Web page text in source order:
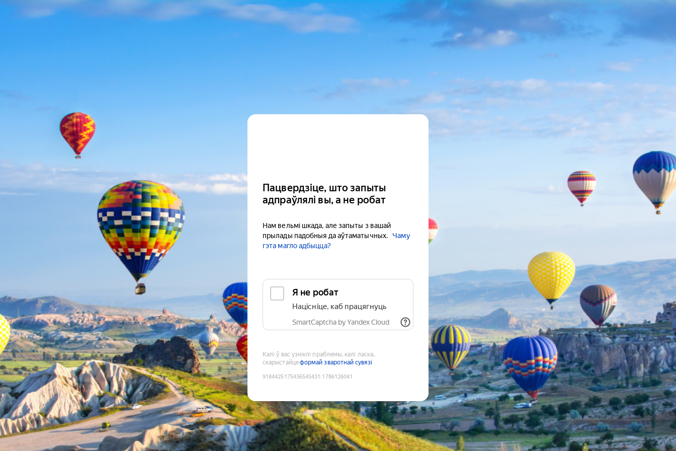
Пацвердзіце, што запыты
адпраўлялі вы, а не робат
Нам вельмі шкада, але запыты з вашай
прылады падобныя да аўтаматычных.
Чаму
гэта магло адбыцца?
Я не робат
Націсніце, каб працягнуць
SmartCaptcha by Yandex Cloud
Калі ў вас узніклі праблемы, калі ласка,
скарыстайцеформай зваротнай сувязі
9184425175436545431 :1786126041